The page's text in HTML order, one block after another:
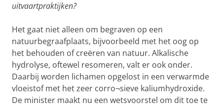
uitvaartpraktijken?
Het gaat niet alleen om begraven op een
natuurbegraafplaats, bijvoorbeeld met het oog op
het behouden of creëren van natuur. Alkalische
hydrolyse, oftewel resomeren, valt er ook onder.
Daarbij worden lichamen opgelost in een verwarmde
vloeistof met het zeer corro¬sieve kaliumhydroxide.
De minister maakt nu een wetsvoorstel om dit toe te